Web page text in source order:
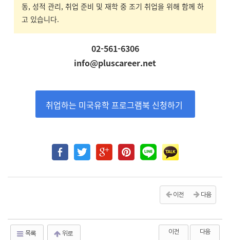
동, 성적 관리, 취업 준비 및 재학 중 조기 취업을 위해 함께 하
고 있습니다.
02-561-6306
info@pluscareer.net
취업하는 미국유학 프로그램북 신청하기
이전 다음
목록 위로 이전 다음